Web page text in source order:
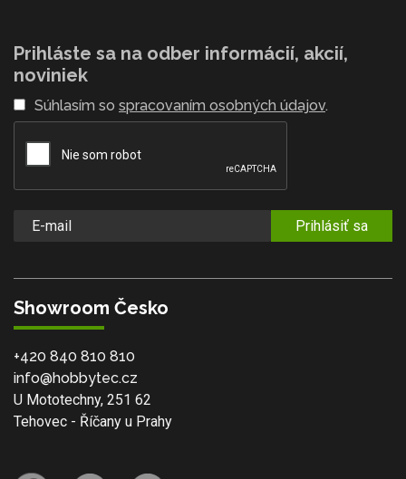
Prihláste sa na odber informácií, akcií,
noviniek
Súhlasím so spracovaním osobných údajov.
Prihlásiť sa
Showroom Česko
+420 840 810 810
info@hobbytec.cz
U Mototechny, 251 62
Tehovec - Říčany u Prahy